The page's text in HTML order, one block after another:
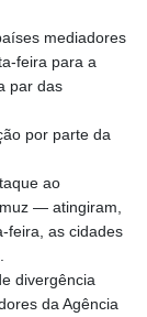
mediadores
feira para a
par das
por parte da
ao
— atingiram,
feira, as cidades
divergência
da Agência